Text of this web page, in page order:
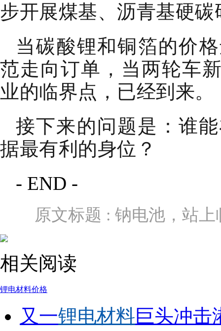
步开展煤基、沥青基硬碳
当碳酸锂和铜箔的价
范走向订单，当两轮车
业的临界点，已经到来。
接下来的问题是：谁
据最有利的身位？
- END -
原文标题 : 钠电池，站
相关阅读
锂电材料价格
又一锂电材料巨头冲击